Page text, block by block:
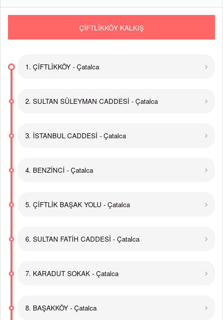
ÇİFTLİKKÖY KALKIŞ
1. ÇİFTLİKKÖY - Çatalca
2. SULTAN SÜLEYMAN CADDESİ - Çatalca
3. İSTANBUL CADDESİ - Çatalca
4. BENZİNCİ - Çatalca
5. ÇİFTLİK BAŞAK YOLU - Çatalca
6. SULTAN FATİH CADDESİ - Çatalca
7. KARADUT SOKAK - Çatalca
8. BAŞAKKÖY - Çatalca